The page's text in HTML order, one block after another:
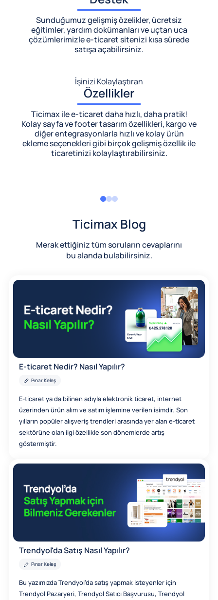
Sunduğumuz gelişmiş özelikler, ücretsiz
eğitimler, yardım dokümanları ve uçtan uca
çözümlerimizlee-ticaret sitenizi kısa sürede
satışa açabilirsiniz.
İşinizi Kolaylaştıran
Özellikler
Ticimax ile e-ticaret daha hızlı, daha pratik!
Kolay sayfa ve footer tasarım özellikleri, kargo ve
diğer entegrasyonlarla hızlı ve kolay ürün
ekleme seçenekleri gibi birçok gelişmiş özellik ile
ticaretinizi kolaylaştırabilirsiniz.
Ticimax Blog
Merak ettiğiniz tüm soruların cevaplarını
bu alanda bulabilirsiniz.
E-ticaret Nedir? Nasıl Yapılır?
Pınar Keleş
E-ticaret ya da bilinen adıyla elektronik ticaret, internet
üzerinden ürün alım ve satım işlemine verilen isimdir. Son
yılların popüler alışveriş trendleri arasında yer alan e-ticaret
sektörüne olan ilgi özellikle son dönemlerde artış
göstermiştir.
Trendyol'da Satış Nasıl Yapılır?
Pınar Keleş
Bu yazımızda Trendyol’da satış yapmak isteyenler için
Trendyol Pazaryeri, Trendyol Satıcı Başvurusu, Trendyol